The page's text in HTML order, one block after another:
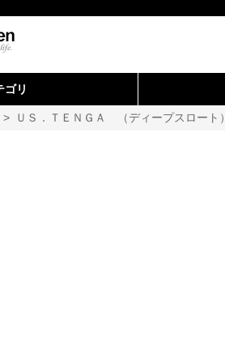
ゴリ
> ＵＳ．ＴＥＮＧＡ （ディープスロート）